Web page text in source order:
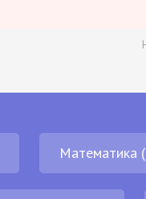
Математика